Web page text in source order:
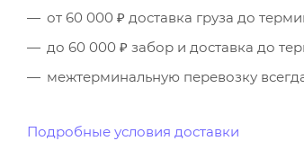
от 60 000 ₽ доставка груза до
до 60 000 ₽ забор и доставка до
межтерминальную перевозку
Подробные условия доставки